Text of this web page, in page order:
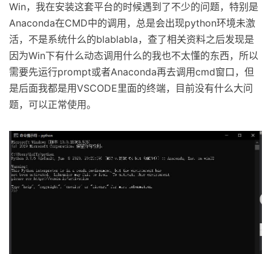
Win，我在安装这套平台的时候遇到了不少的问题，特别是
Anaconda在CMD中的调用，总是会出现python环境未激
活，不是系统什么的blablabla，查了相关资料之后发现是
因为Win下有什么动态调用什么的我也不太懂的东西，所以
需要先运行prompt或者Anaconda再去调用cmd窗口，但
是后面我都是用VSCODE里面的终端，目前没有什么大问
题，可以正常使用。